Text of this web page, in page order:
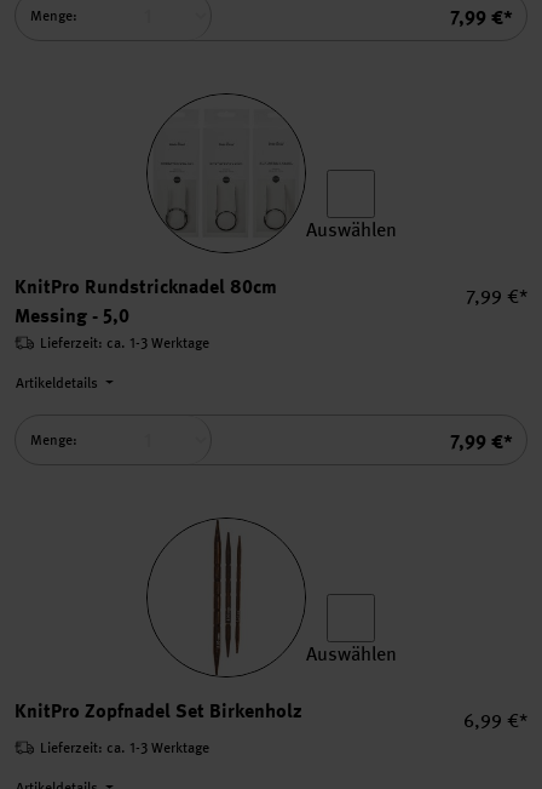
Summe
7,99 €*
Menge:
Auswählen
KnitPro Rundstricknadel 80cm
Messing - 5,0
7,99 €*
Summe
7,99 €*
Lieferzeit: ca. 1-3 Werktage
Artikeldetails
Menge:
Auswählen
KnitPro Zopfnadel Set Birkenholz
6,99 €*
Lieferzeit: ca. 1-3 Werktage